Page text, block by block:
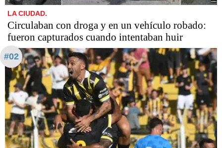
LA CIUDAD.
Circulaban con droga y en un vehículo robado:
fueron capturados cuando intentaban huir
#02